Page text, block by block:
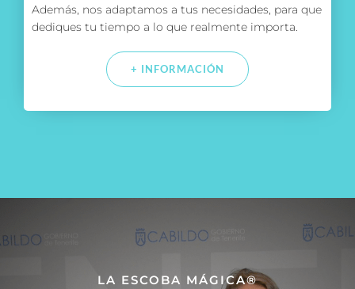
Además, nos adaptamos a tus necesidades, para que
dediques tu tiempo a lo que realmente importa.
+ INFORMACIÓN
LA ESCOBA MÁGICA®